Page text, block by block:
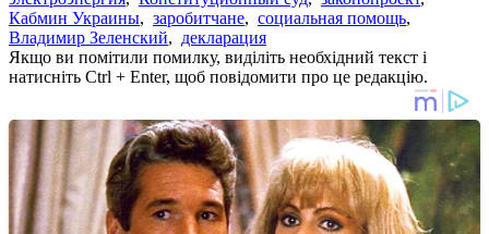
Кабмин Украины, заробитчане, социальная помощь,
Владимир Зеленский, декларация
Якщо ви помітили помилку, виділіть необхідний текст і
натисніть Ctrl + Enter, щоб повідомити про це редакцію.